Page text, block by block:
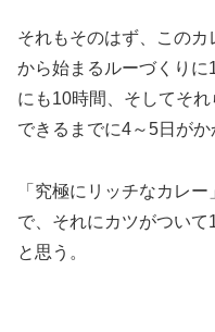
それもそのはず、この
から始まるルーづくりに
にも10時間、そしてそれ
できるまでに4～5日がか
「究極にリッチなカレ
で、それにカツがつい
と思う。